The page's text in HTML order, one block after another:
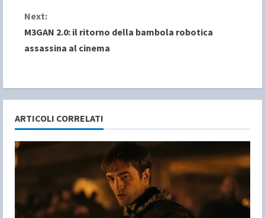
n
t
n
u
e
Next:
M3GAN 2.0: il ritorno della bambola robotica
assassina al cinema
ARTICOLI CORRELATI